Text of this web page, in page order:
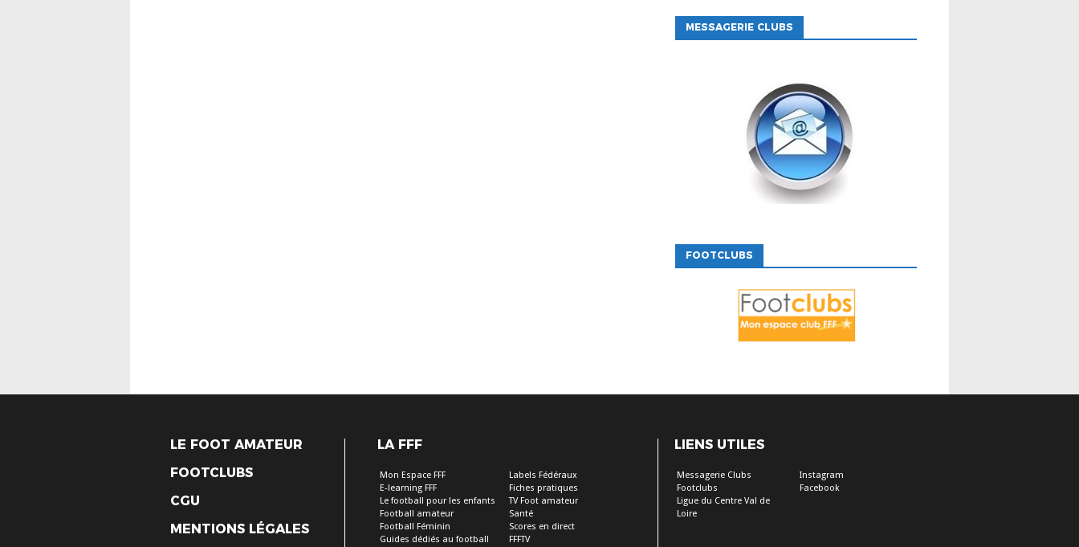
MESSAGERIE CLUBS
FOOTCLUBS
LE FOOT AMATEUR
FOOTCLUBS
CGU
MENTIONS LÉGALES
LA FFF
Mon Espace FFF
E-learning FFF
Le football pour les enfants
Football amateur
Football Féminin
Guides dédiés au football
Labels Fédéraux
Fiches pratiques
TV Foot amateur
Santé
Scores en direct
FFFTV
LIENS UTILES
Messagerie Clubs
Footclubs
Ligue du Centre Val de
Loire
Instagram
Facebook